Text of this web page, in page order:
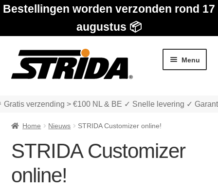
Bestellingen worden verzonden rond 17
augustus 📦
Ga
door
naar
Ga
naar
de
Menu
Winkel
Gratis verzending > €100 NL & BE ✓ Snelle levering ✓
Home Nieuws STRIDA Customizer online!
STRIDA Customizer
online!